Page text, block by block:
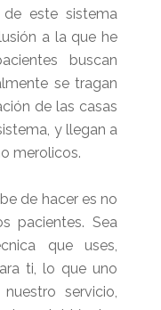
este sistema
a la que he
buscan
se tragan
de las casas
y llegan a
merolicos.
de hacer es no
pacientes. Sea
que uses,
ti, lo que uno
servicio,